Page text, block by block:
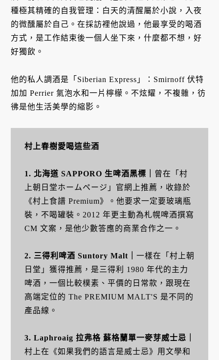
種極其精確的自我管理：白天的清醒屬於小說，入夜
的微醺屬於自己。在採訪裡他說過，他最享受的喝酒
方式，是工作結束後一個人坐下來，什麼都不想，好
好獨飲。
他的私人調酒是「Siberian Express」：Smirnoff 伏特
加加 Perrier 氣泡水和一片檸檬。不炫耀，不複雜，彷
彿是他生活美學的縮影。
村上春樹愛喝這些酒
1. 北海道 SAPPORO 生啤酒黑標｜
曾在「村
上朝日堂ホームページ」官網上推薦，收錄於
《村上食譜 Premium》。他要求一定要玻璃瓶
裝，不喝罐裝。2012 年更主動為札幌啤酒撰寫
CM 文案，是他少數答應的商業合作之一。
2. 三得利啤酒 Suntory Malt
一樣在「村上朝
日堂」獲得推薦，是三得利 1980 年代的主力
啤酒，一個比較樸素、平價的日常款，跟現在
高端定位的 The PREMIUM MALT'S 是不同的
產品線。
3. Laphroaig 拉弗格 蘇格蘭單一麥芽威士忌
村上在《如果我們的語言是威士忌》用文學和